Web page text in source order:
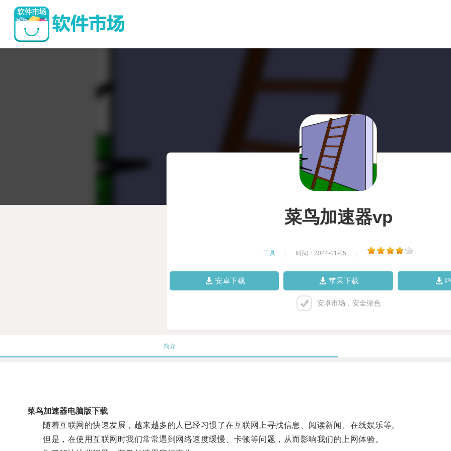
菜鸟加速器vp
工具 时间：2024-01-05
安卓下载 苹果下载
安卓市场，安全绿色
简介
菜鸟加速器电脑版下载
随着互联网的快速发展，越来越多的人已经习惯了在互联网上寻找信息、阅读新闻、在线娱乐等。
但是，在使用互联网时我们常常遇到网络速度缓慢、卡顿等问题，从而影响我们的上网体验。